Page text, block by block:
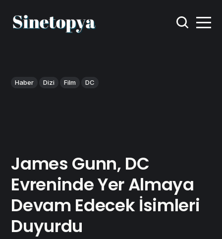
Haber Dizi Film DC
James Gunn, DC
Evreninde Yer Almaya
Devam Edecek İsimleri
Duyurdu